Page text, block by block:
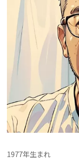
1977年生まれ